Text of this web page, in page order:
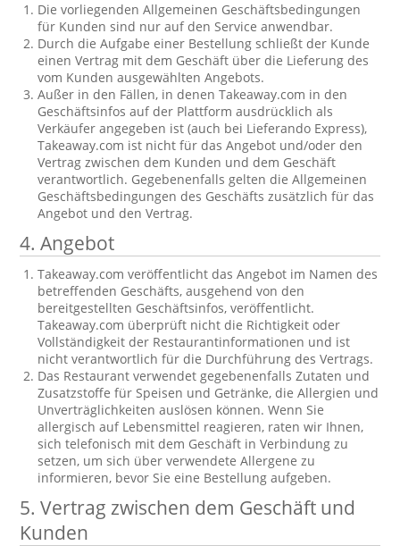
Die vorliegenden Allgemeinen Geschäftsbedingungen
für Kunden sind nur auf den Service anwendbar.
Durch die Aufgabe einer Bestellung schließt der Kunde
einen Vertrag mit dem Geschäft über die Lieferung des
vom Kunden ausgewählten Angebots.
Außer in den Fällen, in denen Takeaway.com in den
Geschäftsinfos auf der Plattform ausdrücklich als
Verkäufer angegeben ist (auch bei Lieferando Express),
Takeaway.com ist nicht für das Angebot und/oder den
Vertrag zwischen dem Kunden und dem Geschäft
verantwortlich. Gegebenenfalls gelten die Allgemeinen
Geschäftsbedingungen des Geschäfts zusätzlich für das
Angebot und den Vertrag.
4. Angebot
Takeaway.com veröffentlicht das Angebot im Namen des
betreffenden Geschäfts, ausgehend von den
bereitgestellten Geschäftsinfos, veröffentlicht.
Takeaway.com überprüft nicht die Richtigkeit oder
Vollständigkeit der Restaurantinformationen und ist
nicht verantwortlich für die Durchführung des Vertrags.
Das Restaurant verwendet gegebenenfalls Zutaten und
Zusatzstoffe für Speisen und Getränke, die Allergien und
Unverträglichkeiten auslösen können. Wenn Sie
allergisch auf Lebensmittel reagieren, raten wir Ihnen,
sich telefonisch mit dem Geschäft in Verbindung zu
setzen, um sich über verwendete Allergene zu
informieren, bevor Sie eine Bestellung aufgeben.
5. Vertrag zwischen dem Geschäft und
Kunden